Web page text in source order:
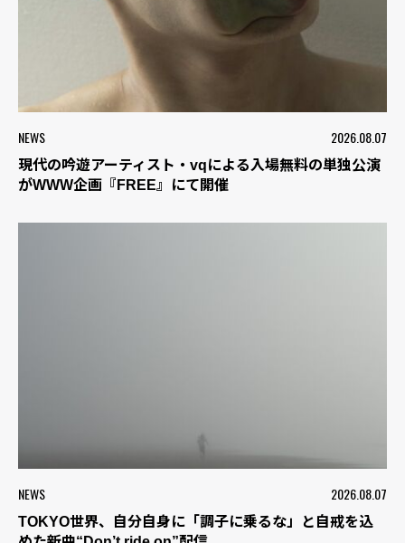
NEWS 2026.08.07
現代の吟遊アーティスト・vqによる入場無料の単独公演
がWWW企画『FREE』にて開催
NEWS 2026.08.07
TOKYO世界、自分自身に「調子に乗るな」と自戒を込